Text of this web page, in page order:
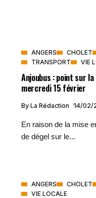
ANGERS CHOLET
TRANSPORT
VIE
Anjoubus : point sur
mercredi 15 février
By La Rédaction 14/02/
En raison de la mise
de dégel sur le...
ANGERS CHOLET
VIE LOCALE